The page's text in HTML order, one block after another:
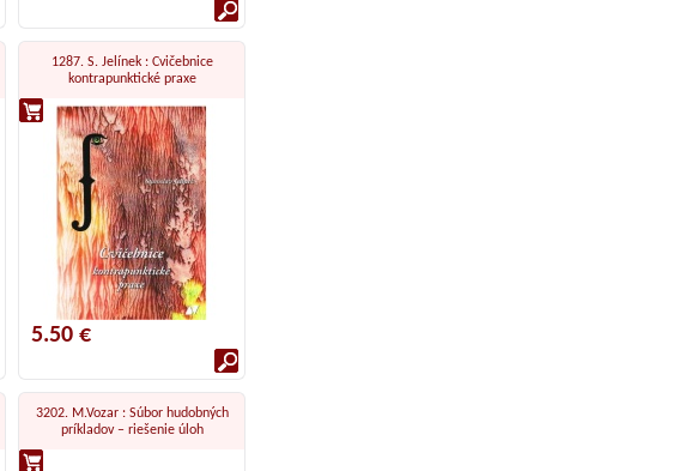
1287. S. Jelínek : Cvičebnice
kontrapunktické praxe
5.50 €
3202. M.Vozar : Súbor hudobných
príkladov – riešenie úloh